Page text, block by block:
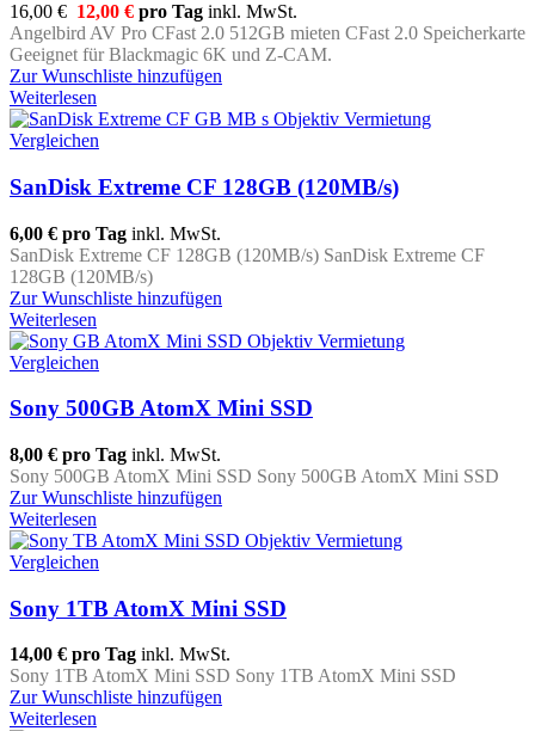
16,00 € 12,00 € pro Tag inkl. MwSt.
Angelbird AV Pro CFast 2.0 512GB mieten CFast 2.0 Speicherkarte
Geeignet für Blackmagic 6K und Z-CAM.
Zur Wunschliste hinzufügen
Weiterlesen
Vergleichen
SanDisk Extreme CF 128GB (120MB/s)
6,00 € pro Tag inkl. MwSt.
SanDisk Extreme CF 128GB (120MB/s) SanDisk Extreme CF
128GB (120MB/s)
Zur Wunschliste hinzufügen
Weiterlesen
Vergleichen
Sony 500GB AtomX Mini SSD
8,00 € pro Tag inkl. MwSt.
Sony 500GB AtomX Mini SSD Sony 500GB AtomX Mini SSD
Zur Wunschliste hinzufügen
Weiterlesen
Vergleichen
Sony 1TB AtomX Mini SSD
14,00 € pro Tag inkl. MwSt.
Sony 1TB AtomX Mini SSD Sony 1TB AtomX Mini SSD
Zur Wunschliste hinzufügen
Weiterlesen